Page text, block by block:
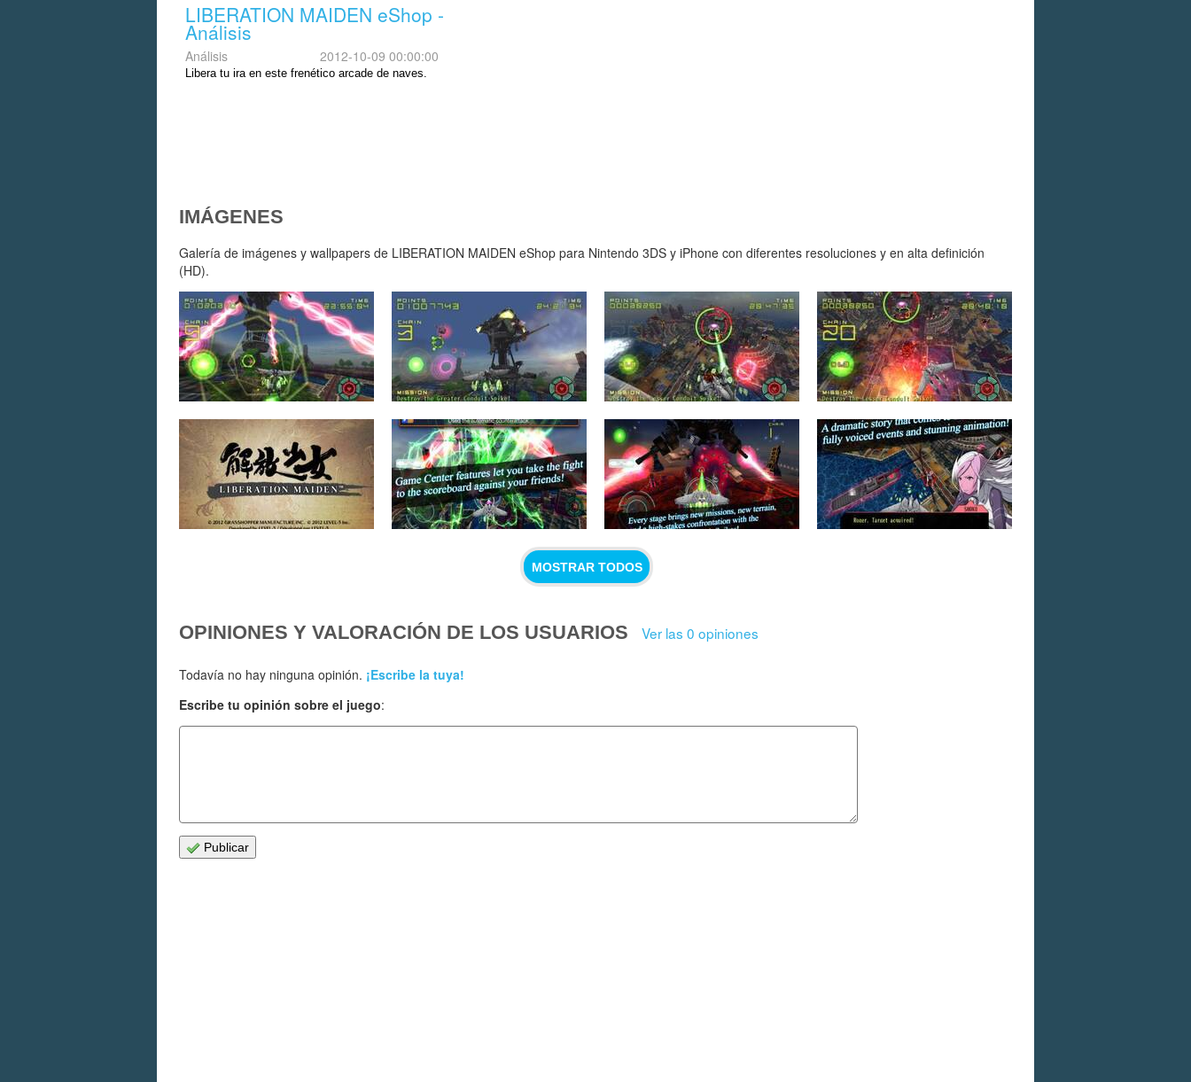
LIBERATION MAIDEN eShop -
Análisis
Análisis 2012-10-09 00:00:00
Libera tu ira en este frenético arcade de naves.
IMÁGENES
Galería de imágenes y wallpapers de LIBERATION MAIDEN eShop para Nintendo 3DS y iPhone con diferentes resoluciones y en alta definición
(HD).
MOSTRAR TODOS
OPINIONES Y VALORACIÓN DE LOS USUARIOS Ver las 0 opiniones
Todavía no hay ninguna opinión. ¡Escribe la tuya!
Escribe tu opinión sobre el juego:
Publicar